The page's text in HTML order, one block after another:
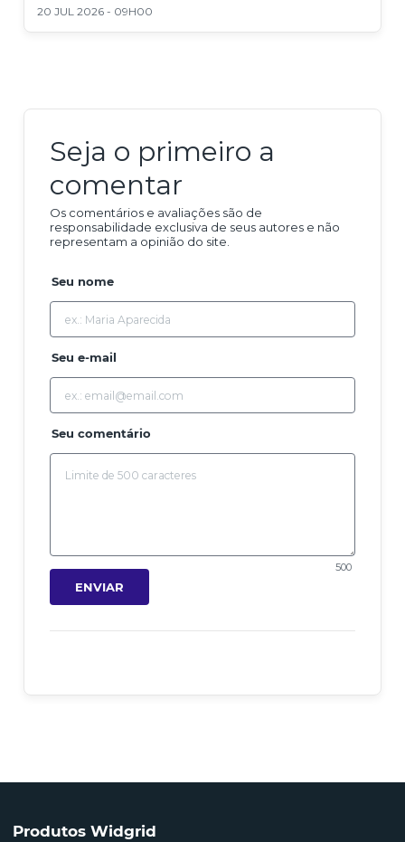
20 JUL 2026 - 09H00
Seja o primeiro a
comentar
Os comentários e avaliações são de
responsabilidade exclusiva de seus autores e não
representam a opinião do site.
Seu nome
Seu e-mail
Seu comentário
500
ENVIAR
Produtos Widgrid